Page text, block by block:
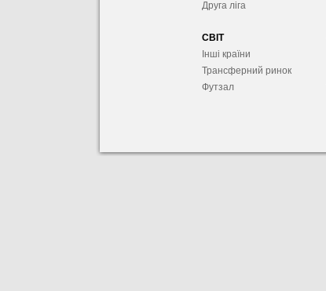
Друга ліга
СВІТ
Інші країни
Трансферний ринок
Футзал